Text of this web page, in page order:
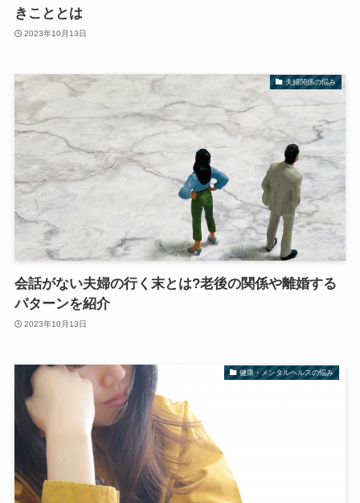
きこととは
2023年10月13日
夫婦関係の悩み
会話がない夫婦の行く末とは?老後の関係や離婚する
パターンを紹介
2023年10月13日
健康・メンタルヘルスの悩み